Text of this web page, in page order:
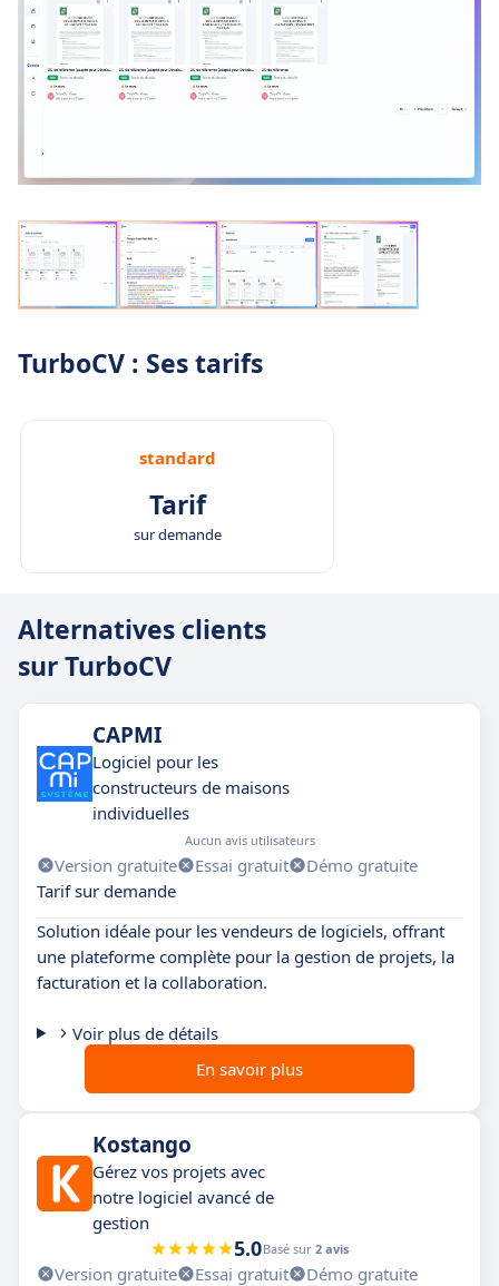
TurboCV : Ses tarifs
standard
Tarif
sur demande
Alternatives clients
sur TurboCV
CAPMI
Logiciel pour les
constructeurs de maisons
individuelles
Aucun avis utilisateurs
Version gratuite Essai gratuit
Démo gratuite
Tarif sur demande
Solution idéale pour les vendeurs de logiciels, offrant
une plateforme complète pour la gestion de projets, la
facturation et la collaboration.
Voir plus de détails
En savoir plus
Kostango
Gérez vos projets avec
notre logiciel avancé de
gestion
5.0Basé sur 2 avis
Version gratuite Essai gratuit
Démo gratuite